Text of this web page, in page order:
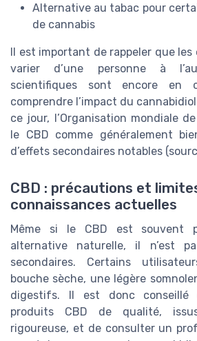
Alternative au tabac pour
de cannabis
Il est important de rappeler que les
varier d’une personne à
scientifiques sont encore en
comprendre l’impact du
ce jour, l’Organisation mondiale
le CBD comme généralement
d’effets secondaires notables
CBD : précautions et
connaissances actuelles
Même si le CBD est souvent
alternative naturelle, il n’est
secondaires. Certains
bouche sèche, une légère
digestifs. Il est donc conseillé
produits CBD de qualité,
rigoureuse, et de consulter un